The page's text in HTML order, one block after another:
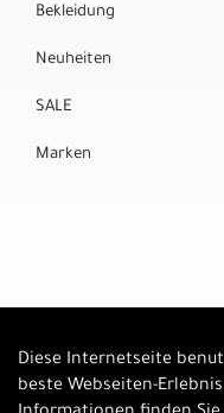
Bekleidung
Neuheiten
SALE
Marken
Diese Internetseite
beste Webseiten-